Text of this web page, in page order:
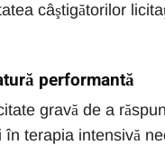
câştigătorilor
performantă
gravă de a
terapia intensivă